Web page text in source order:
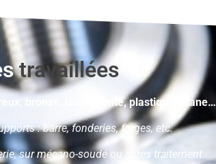
travaillées
bronze, laiton, fonte, plastique, titane…
: barre, fonderies, forges, etc.
sur mécano-soudé ou après traitement.